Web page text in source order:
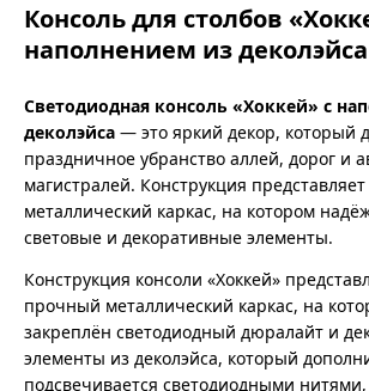
Консоль для столбов
наполнением из деколэйса
Светодиодная консоль «Хоккей» с
деколэйса — это яркий декор, который
праздничное убранство аллей, дорог и
магистралей. Конструкция
металлический каркас, на котором
световые и декоративные элементы.
Конструкция консоли «Хоккей»
прочный металлический каркас, на
закреплён светодиодный дюралайт и
элементы из деколэйса, который
подсвечивается светодиодными